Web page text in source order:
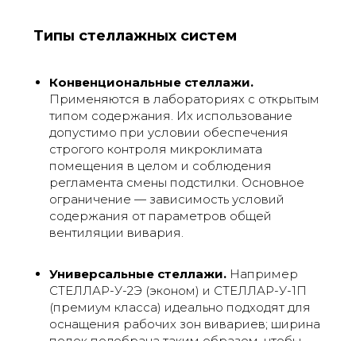
Типы стеллажных систем
Конвенциональные стеллажи.
Применяются в лабораториях с открытым
типом содержания. Их использование
допустимо при условии обеспечения
строгого контроля микроклимата
помещения в целом и соблюдения
регламента смены подстилки. Основное
ограничение — зависимость условий
содержания от параметров общей
вентиляции вивария.
Универсальные стеллажи. Например
СТЕЛЛАР-У-2Э (эконом) и СТЕЛЛАР-У-1П
(премиум класса) идеально подходят для
оснащения рабочих зон вивариев; ширина